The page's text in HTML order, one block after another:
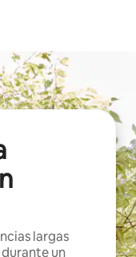
largas
un